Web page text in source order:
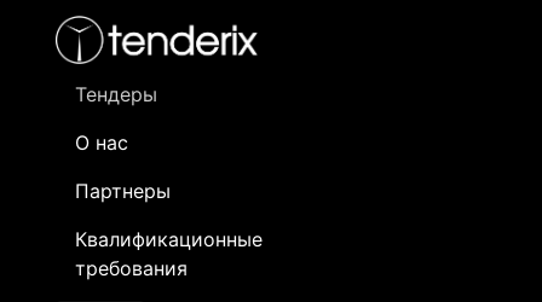
Тендеры
О нас
Партнеры
Квалификационные
требования
- активный лот
- сохраненный лот (не опубликован)
Закупка:
Маслоочистительная
установка